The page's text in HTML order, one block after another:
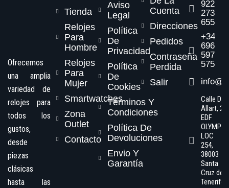
Ofrecemos
una amplia
variedad de
relojes para
todos los
gustos,
desde
piezas
clásicas
hasta las
Tienda
Relojes
Para
Hombre
Relojes
Para
Mujer
Smartwatches
Zona
Outlet
Contacto
Aviso
Legal
Política
De
Privacidad
Política
De
Cookies
Términos Y
Condiciones
Política De
Devoluciones
Envio Y
Garantía
Cuenta
Direcciones
Pedidos
Contraseña
Perdida
Salir
922
273
655
+34
696
597
575
Calle Dr.
Allart, 2,
EDF
OLYMPO
LOC
254,
38003
Santa
Cruz de
Tenerife